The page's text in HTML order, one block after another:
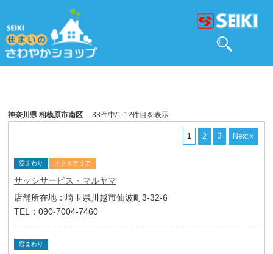
神奈川県 相模原市南区 33件中/1-12件目を表示
1 2 3 Next »
窓まわり エクステリア
サッシサービス・マルヤマ
店舗所在地：埼玉県川越市仙波町3-32-6
TEL：090-7004-7460
窓まわり